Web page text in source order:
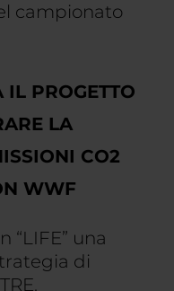
campionato
PROGETTO
LA
CO2
WWF
“LIFE” una
di